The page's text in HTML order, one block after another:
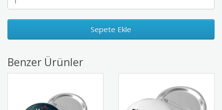
Sepete Ekle
Benzer Ürünler